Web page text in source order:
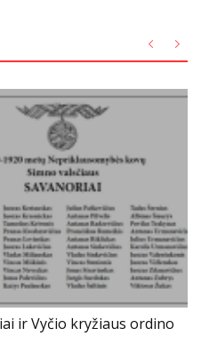
ir Vyčio kryžiaus ordino